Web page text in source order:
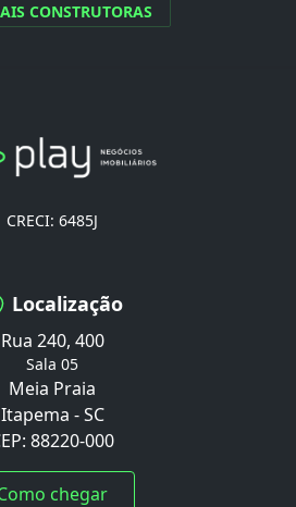
CONSTRUTORAS
CRECI: 6485J
Localização
Rua 240, 400
Sala 05
Meia Praia
Itapema - SC
88220-000
chegar